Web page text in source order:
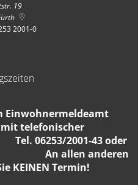
19
2001-0
Einwohnermeldeamt
mit telefonischer
06253/2001-43 oder
anderen
KEINEN Termin!